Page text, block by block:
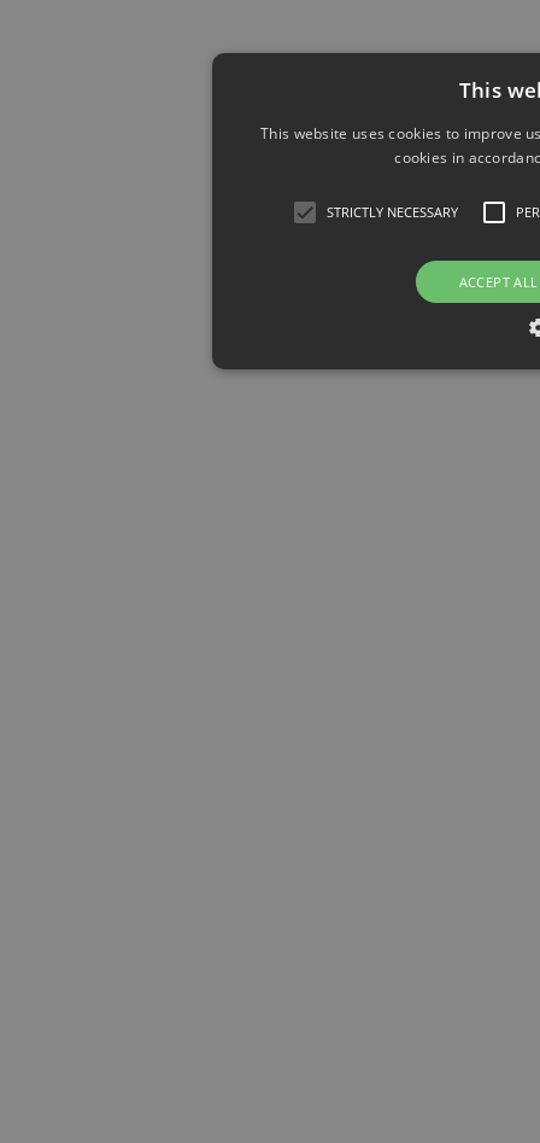
This
This website uses cookies to improve
cookies in
STRICTLY NECESSARY
ACCEPT ALL